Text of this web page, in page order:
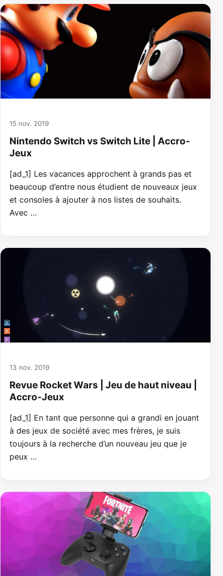
15 nov. 2019
Nintendo Switch vs Switch Lite | Accro-
Jeux
[ad_1] Les vacances approchent à grands pas et
beaucoup d’entre nous étudient de nouveaux jeux
et consoles à ajouter à nos listes de souhaits.
Avec …
13 nov. 2019
Revue Rocket Wars | Jeu de haut niveau |
Accro-Jeux
[ad_1] En tant que personne qui a grandi en jouant
à des jeux de société avec mes frères, je suis
toujours à la recherche d’un nouveau jeu que je
peux …